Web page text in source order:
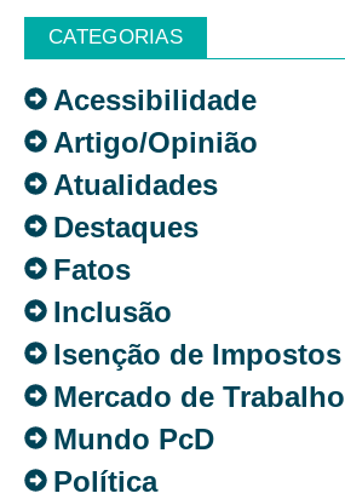
CATEGORIAS
Acessibilidade
Artigo/Opinião
Atualidades
Destaques
Fatos
Inclusão
Isenção de Impostos
Mercado de Trabalho
Mundo PcD
Política